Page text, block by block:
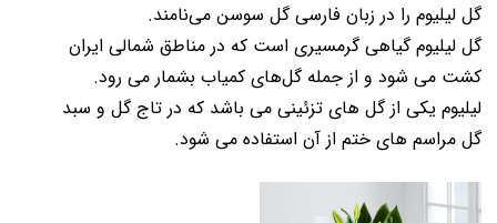
گل لیلیوم را در زبان فارسی گل سوسن می‌نامند.
گل لیلیوم گیاهی گرمسیری است که در مناطق شمالی ایران
کشت می شود و از جمله گل‌های کمیاب بشمار می رود.
لیلیوم یکی از گل های تزئینی می باشد که در تاج گل و سبد
گل مراسم های ختم از آن استفاده می شود.